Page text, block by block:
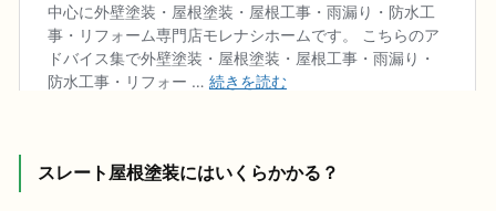
スレート屋根塗装にはいくらかかる？